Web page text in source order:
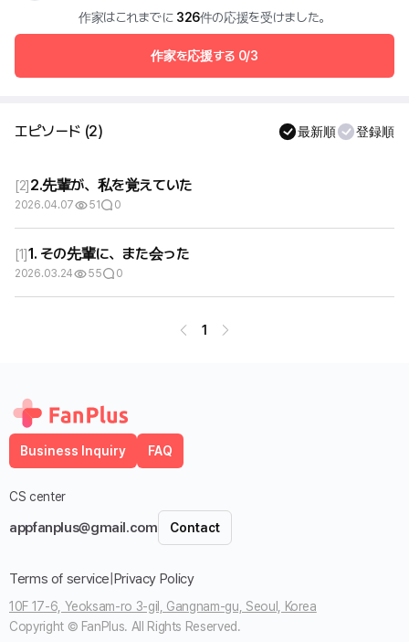
作家はこれまでに 326件の応援を受けました。
作家を応援する 0/3
エピソード (2) 最新順 登録順
[2] 2.先輩が、私を覚えていた
2026.04.07 51 0
[1]1. その先輩に、また会った
2026.03.24 55 0
1
Business Inquiry FAQ
CS center
appfanplus@gmail.com Contact
Terms of service Privacy Policy
10F 17-6, Yeoksam-ro 3-gil, Gangnam-gu, Seoul, Korea
Copyright © FanPlus. All Rights Reserved.